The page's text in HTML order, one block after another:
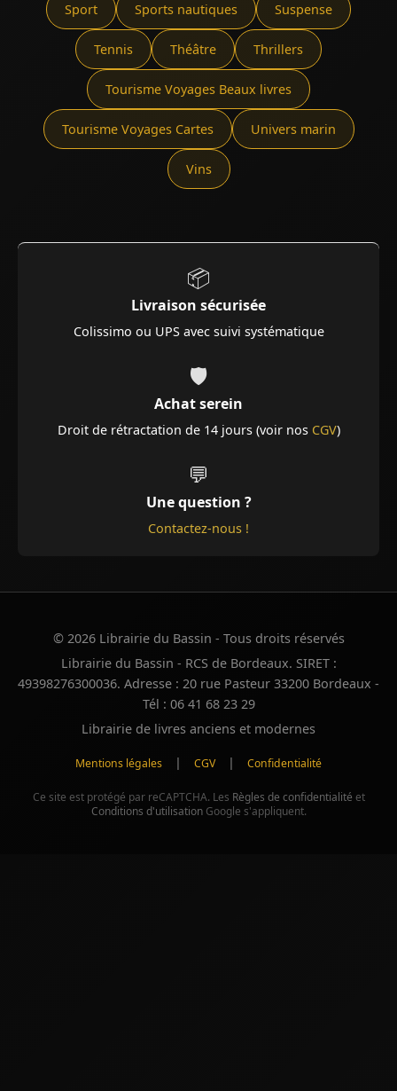
Sport Sports nautiques Suspense
Tennis Théâtre Thrillers
Tourisme Voyages Beaux livres
Tourisme Voyages Cartes Univers marin
Vins
📦
Livraison sécurisée
Colissimo ou UPS avec suivi systématique
🛡️
Achat serein
Droit de rétractation de 14 jours (voir nos CGV)
💬
Une question ?
Contactez-nous !
© 2026 Librairie du Bassin - Tous droits réservés
Librairie du Bassin - RCS de Bordeaux. SIRET :
49398276300036. Adresse : 20 rue Pasteur 33200 Bordeaux -
Tél : 06 41 68 23 29
Librairie de livres anciens et modernes
Mentions légales | CGV | Confidentialité
Ce site est protégé par reCAPTCHA. Les Règles de confidentialité et
Conditions d'utilisationGoogle s'appliquent.